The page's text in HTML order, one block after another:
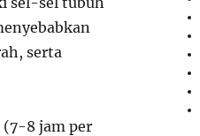
serta
(7-8 jam per